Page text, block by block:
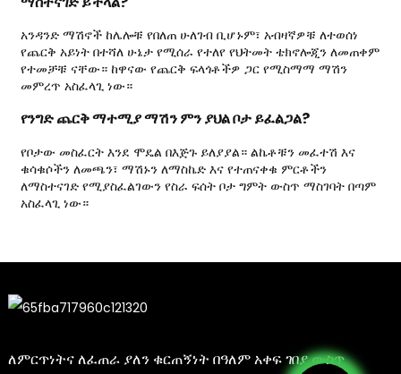
አንዳንድ ማሽኖች ከሌሎቹ የበለጠ ሁለገብ ቢሆኑም፣ አብዛኛዎቹ ለተወሰነ
የጨርቅ አይነት በተሻለ ሁኔታ የሚሰራ የተለየ የህትመት ቴክኖሎጂን ለመጠቀም
የተመቻቹ ናቸው። ከዋናው የጨርቅ ፍላጎቶችዎ ጋር የሚስማማ ማሽን
መምረጥ አስፈላጊ ነው።
የንግድ ጨርቅ ማተሚያ ማሽን ምን ያህል ቦታ ይፈልጋል?
የቦታው መስፈርት እንደ ሞዴል በእጅጉ ይለያያል። ልኬቶቹን መፈተሽ እና
ቁሳቁሶችን ለመጫን፣ ማሽኑን ለማስኬድ እና የተጠናቀቁ ምርቶችን
ለማስተናገድ የሚያስፈልገውን የስራ ፍሰት ቦታ ግምት ውስጥ ማስገባት በጣም
አስፈላጊ ነው።
ለምርጥነትና ለፈጠራ ያለን ቁርጠኝነት በዓለም አቀፍ ገበያ ውስጥ